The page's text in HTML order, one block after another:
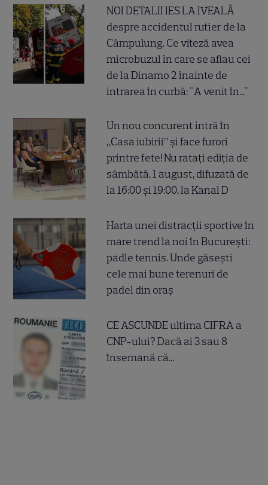
NOI DETALII IES LA IVEALĂ
despre accidentul rutier de la
Câmpulung. Ce viteză avea
microbuzul în care se aflau cei
de la Dinamo 2 înainte de
intrarea în curbă: "A venit în..."
Un nou concurent intră în
„Casa iubirii” și face furori
printre fete! Nu ratați ediția de
sâmbătă, 1 august, difuzată de
la 16:00 și 19:00, la Kanal D
Harta unei distracții sportive în
mare trend la noi în București:
padle tennis. Unde găsești
cele mai bune terenuri de
padel din oraș
CE ASCUNDE ultima CIFRA a
CNP-ului? Dacă ai 3 sau 8
însemană că...